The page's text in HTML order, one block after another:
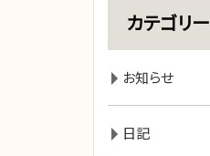
カテゴリー
お知らせ
日記